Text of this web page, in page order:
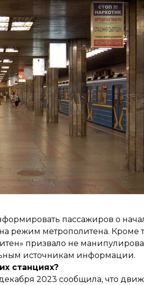
2023 года. Окончательные
метрополитена, в
Шевченко» и «Почайна»,
укрытия
пассажиров о
режим метрополитена. Кроме
призвало не
источникам информации.
станциях?
2023 сообщила, что